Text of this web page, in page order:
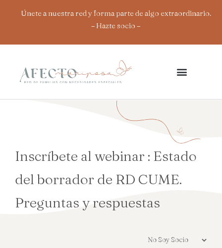
Únete a nuestra red y forma parte de algo extraordinario.
– Hazte socio–
Inscríbete al webinar : Estado
del borrador de RD CUME.
Preguntas y respuestas